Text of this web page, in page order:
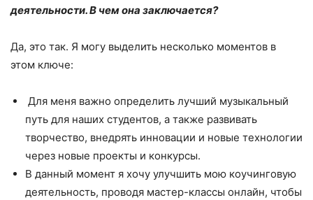
деятельности. В чем она заключается?
Да, это так. Я могу выделить несколько моментов в
этом ключе:
Для меня важно определить лучший музыкальный
путь для наших студентов, а также развивать
творчество, внедрять инновации и новые технологии
через новые проекты и конкурсы.
В данный момент я хочу улучшить мою коучинговую
деятельность, проводя мастер-классы онлайн, чтобы